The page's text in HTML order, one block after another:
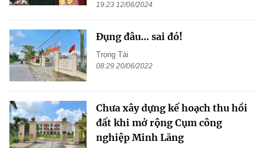
19:23 12/06/2024
Đụng đâu… sai đó!
Trọng Tài
08:29 20/06/2022
Chưa xây dựng kế hoạch thu hồi
đất khi mở rộng Cụm công
nghiệp Minh Lãng